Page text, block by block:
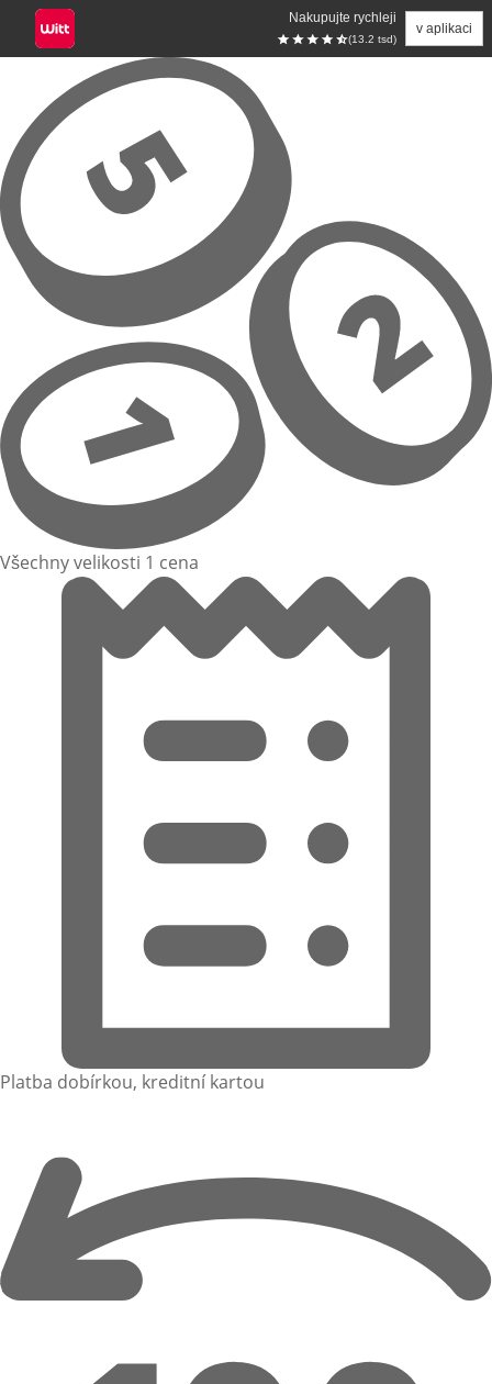
Nakupujte rychleji
(13.2 tsd)
v aplikaci
Přeskočit na hlavní obsah
Všechny velikosti 1 cena
Platba dobírkou, kreditní kartou